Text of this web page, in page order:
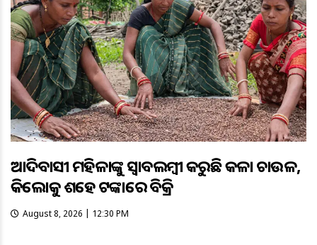
ଆଦିବାସୀ ମହିଳାଙ୍କୁ ସ୍ଵାବଲମ୍ଵୀ କରୁଛି କଳା ଚାଉଳ,
କିଲୋକୁ ଶହେ ଟଙ୍କାରେ ବିକ୍ରି
August 8, 2026 | 12:30 PM